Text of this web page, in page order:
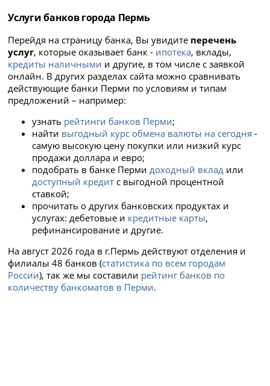
Услуги банков города Пермь
Перейдя на страницу банка, Вы увидите перечень
услуг, которые оказывает банк - ипотека, вклады,
кредиты наличными и другие, в том числе с заявкой
онлайн. В других разделах сайта можно сравнивать
действующие банки Перми по условиям и типам
предложений – например:
узнать рейтинги банков Перми;
найти выгодный курс обмена валюты на сегодня -
самую высокую цену покупки или низкий курс
продажи доллара и евро;
подобрать в банке Пермидоходный вклад или
доступный кредит с выгодной процентной
ставкой;
прочитать о других банковских продуктах и
услугах: дебетовые и кредитные карты,
рефинансирование и другие.
На август 2026 года в г.Пермь действуют отделения и
филиалы 48 банков (статистика по всем городам
России), так же мы составили рейтинг банков по
количеству банкоматов в Перми.